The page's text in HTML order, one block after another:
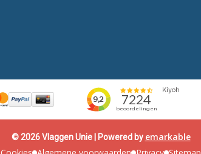
© 2026 Vlaggen Unie | Powered by emarkable